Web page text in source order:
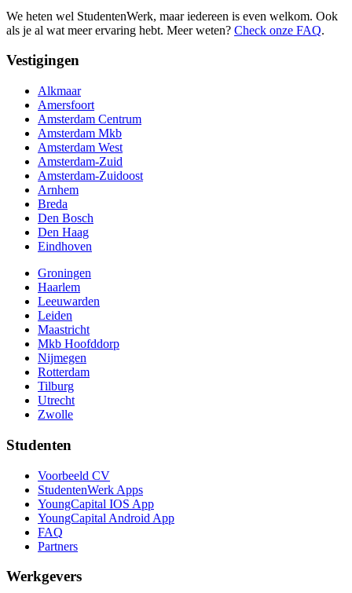
We heten wel StudentenWerk, maar iedereen is even welkom. Ook
als je al wat meer ervaring hebt. Meer weten? Check onze FAQ.
Vestigingen
Alkmaar
Amersfoort
Amsterdam Centrum
Amsterdam Mkb
Amsterdam West
Amsterdam-Zuid
Amsterdam-Zuidoost
Arnhem
Breda
Den Bosch
Den Haag
Eindhoven
Groningen
Haarlem
Leeuwarden
Leiden
Maastricht
Mkb Hoofddorp
Nijmegen
Rotterdam
Tilburg
Utrecht
Zwolle
Studenten
Voorbeeld CV
StudentenWerk Apps
YoungCapital IOS App
YoungCapital Android App
FAQ
Partners
Werkgevers